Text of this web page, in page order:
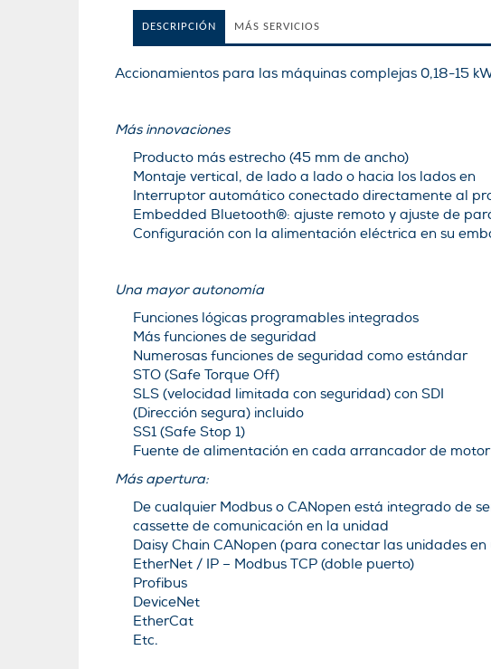
DESCRIPCIÓN MÁS SERVICIOS
Accionamientos para las máquinas complejas 0,18-15
Más innovaciones
Producto más estrecho (45 mm de ancho)
Montaje vertical, de lado a lado o hacia los lados en
Interruptor automático conectado directamente al
Embedded Bluetooth®: ajuste remoto y ajuste de
Configuración con la alimentación eléctrica en su
Una mayor autonomía
Funciones lógicas programables integrados
Más funciones de seguridad
Numerosas funciones de seguridad como estándar
STO (Safe Torque Off)
SLS (velocidad limitada con seguridad) con SDI
(Dirección segura) incluido
SS1 (Safe Stop 1)
Fuente de alimentación en cada arrancador de
Más apertura:
De cualquier Modbus o CANopen está integrado de
cassette de comunicación en la unidad
Daisy Chain CANopen (para conectar las unidades
EtherNet / IP – Modbus TCP (doble puerto)
Profibus
DeviceNet
EtherCat
Etc.